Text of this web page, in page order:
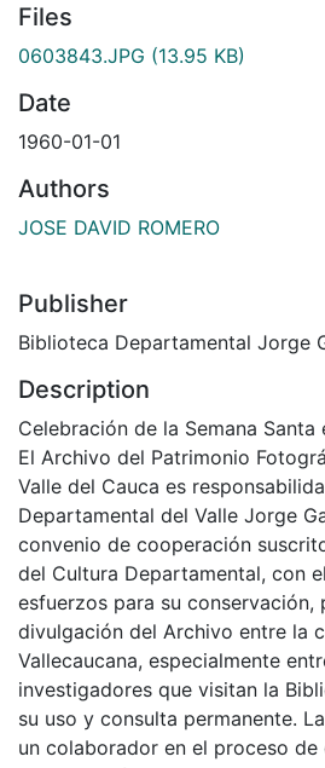
Files
0603843.JPG (13.95 KB)
Date
1960-01-01
Authors
JOSE DAVID ROMERO
Publisher
Biblioteca Departamental Jorge
Description
Celebración de la Semana Santa
El Archivo del Patrimonio
Valle del Cauca es
Departamental del Valle Jorge
convenio de cooperación
del Cultura Departamental, con
esfuerzos para su conservación,
divulgación del Archivo entre la
Vallecaucana, especialmente
investigadores que visitan la
su uso y consulta permanente.
un colaborador en el proceso